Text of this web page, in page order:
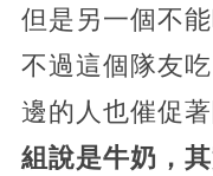
但是另一個不
不過這個隊友
邊的人也催促著
組說是牛奶，